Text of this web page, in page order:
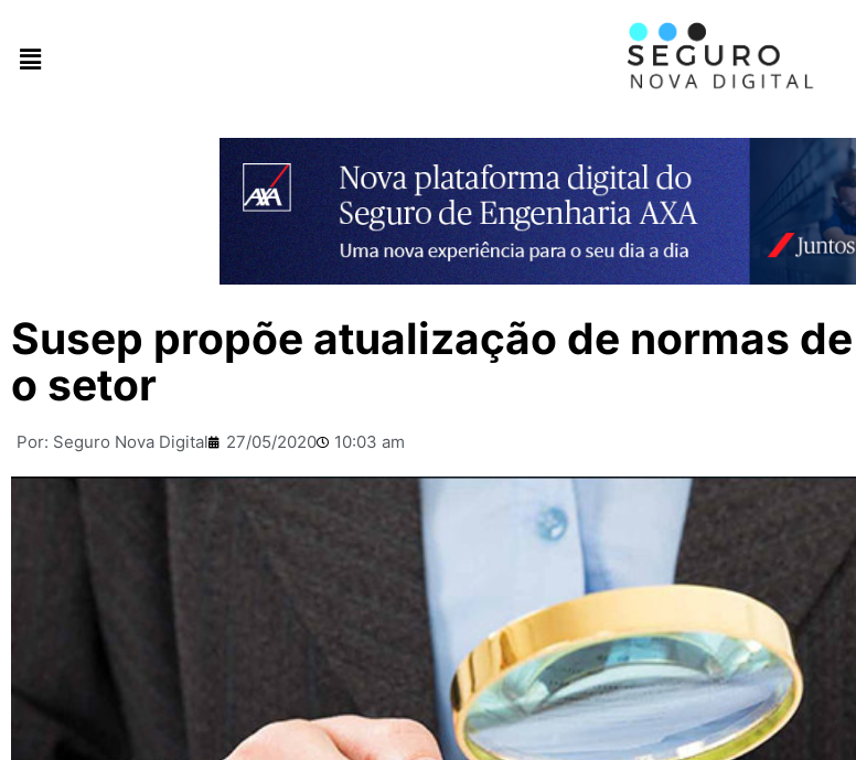
Susep propõe atualização de normas
o setor
Por: Seguro Nova Digital 27/05/2020 10:03 am